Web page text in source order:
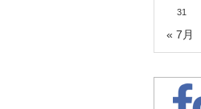
31
« 7月